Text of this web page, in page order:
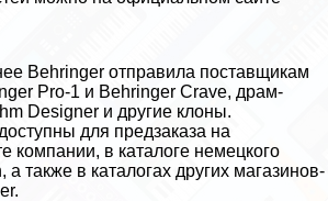
Behringer отправила поставщикам
Pro-1 и Behringer Crave, драм-
Designer и другие клоны.
для предзаказа на
компании, в каталоге немецкого
а также в каталогах других магазинов-